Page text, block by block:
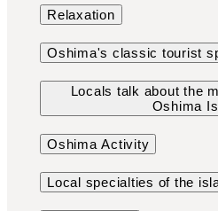
Relaxation
Oshima's classic tourist
Locals talk about the
Oshima
Oshima Activity
Local specialties of the